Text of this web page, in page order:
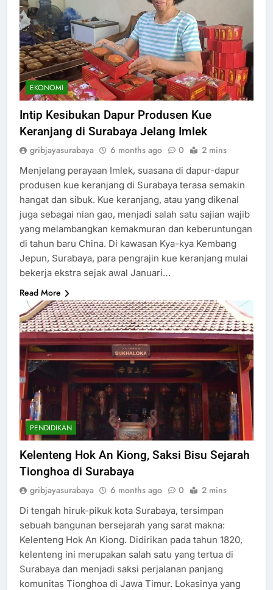
EKONOMI
Intip Kesibukan Dapur Produsen Kue
Keranjang di Surabaya Jelang Imlek
gribjayasurabaya 6 months ago 0 2 mins
Menjelang perayaan Imlek, suasana di dapur-dapur
produsen kue keranjang di Surabaya terasa semakin
hangat dan sibuk. Kue keranjang, atau yang dikenal
juga sebagai nian gao, menjadi salah satu sajian wajib
yang melambangkan kemakmuran dan keberuntungan
di tahun baru China. Di kawasan Kya-kya Kembang
Jepun, Surabaya, para pengrajin kue keranjang mulai
bekerja ekstra sejak awal Januari…
Read More
PENDIDIKAN
Kelenteng Hok An Kiong, Saksi Bisu Sejarah
Tionghoa di Surabaya
gribjayasurabaya 6 months ago 0 2 mins
Di tengah hiruk-pikuk kota Surabaya, tersimpan
sebuah bangunan bersejarah yang sarat makna:
Kelenteng Hok An Kiong. Didirikan pada tahun 1820,
kelenteng ini merupakan salah satu yang tertua di
Surabaya dan menjadi saksi perjalanan panjang
komunitas Tionghoa di Jawa Timur. Lokasinya yang